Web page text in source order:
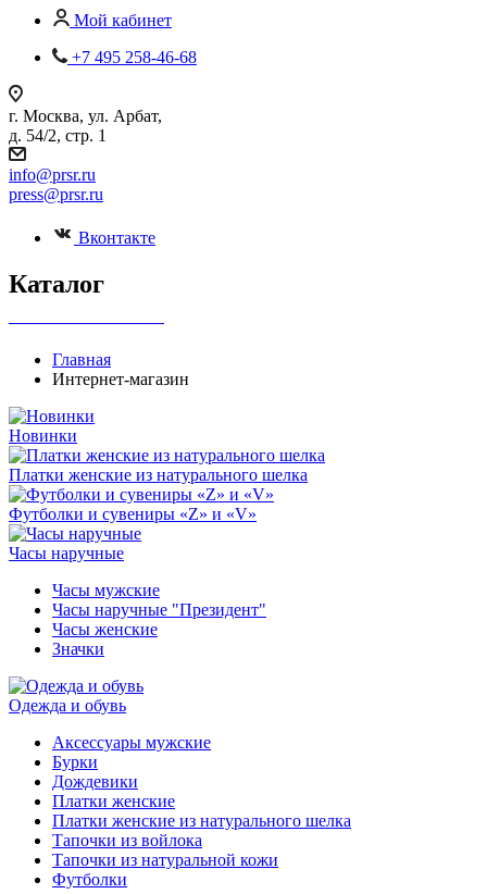
Мой кабинет
+7 495 258-46-68
г. Москва, ул. Арбат,
д. 54/2, стр. 1
info@prsr.ru
press@prsr.ru
Вконтакте
Каталог
Главная
Интернет-магазин
Новинки
Платки женские из натурального шелка
Футболки и сувениры «Z» и «V»
Часы наручные
Часы мужские
Часы наручные "Президент"
Часы женские
Значки
Одежда и обувь
Аксессуары мужские
Бурки
Дождевики
Платки женские
Платки женские из натурального шелка
Тапочки из войлока
Тапочки из натуральной кожи
Футболки